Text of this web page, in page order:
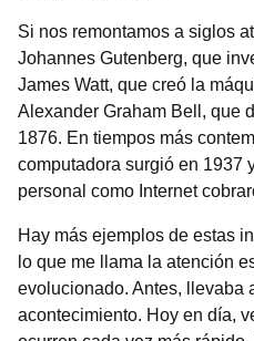
Si nos remontamos a siglos
Johannes Gutenberg, que
James Watt, que creó la
Alexander Graham Bell, que
1876. En tiempos más
computadora surgió en 1937
personal como Internet
Hay más ejemplos de estas
lo que me llama la atención
evolucionado. Antes, llevaba
acontecimiento. Hoy en día,